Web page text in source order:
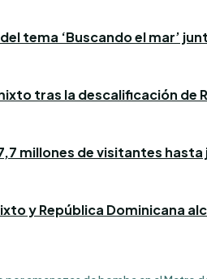
tema ‘Buscando el mar’
tras la descalificación de
millones de visitantes
y República Dominicana